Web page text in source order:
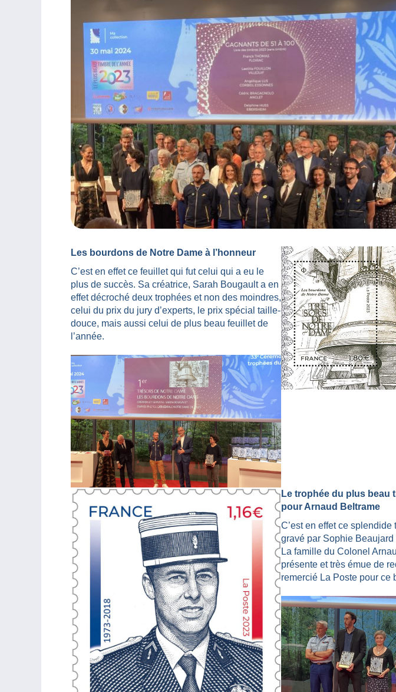
Les bourdons de Notre Dame à l’honneur
C’est en effet ce feuillet qui fut celui qui a eu le
plus de succès. Sa créatrice, Sarah Bougault a en
effet décroché deux trophées et non des moindres,
celui du prix du jury d’experts, le prix spécial taille-
douce, mais aussi celui de plus beau feuillet de
l’année.
Le trophée du plus beau
pour Arnaud Beltrame
C’est en effet ce splendide
gravé par Sophie
La famille du Colonel
présente et très émue de
remercié La Poste pour ce